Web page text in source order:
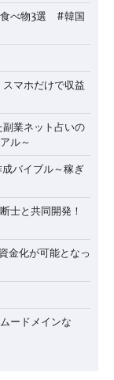
食べ物3選 #韓国
マホだけで収益
業ネット占いの
ル～
バイブル～稼ぎ
士と共同開発！
金化が可能となっ
ードメインな